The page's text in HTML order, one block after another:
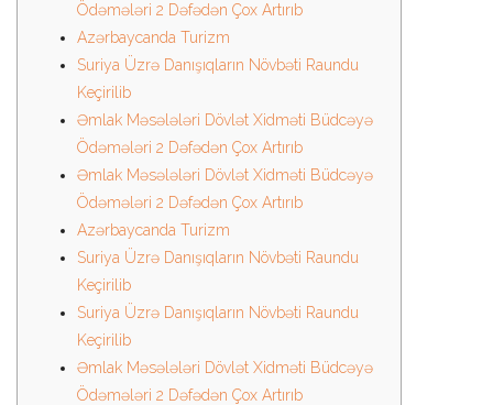
Ödəmələri 2 Dəfədən Çox Artırıb
Azərbaycanda Turizm
Suriya Üzrə Danışıqların Növbəti Raundu
Keçirilib
Əmlak Məsələləri Dövlət Xidməti Büdcəyə
Ödəmələri 2 Dəfədən Çox Artırıb
Əmlak Məsələləri Dövlət Xidməti Büdcəyə
Ödəmələri 2 Dəfədən Çox Artırıb
Azərbaycanda Turizm
Suriya Üzrə Danışıqların Növbəti Raundu
Keçirilib
Suriya Üzrə Danışıqların Növbəti Raundu
Keçirilib
Əmlak Məsələləri Dövlət Xidməti Büdcəyə
Ödəmələri 2 Dəfədən Çox Artırıb